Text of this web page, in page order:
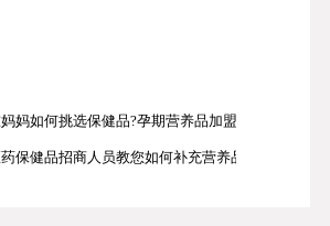
妈如何挑选保健品?孕期营养品加盟商告
保健品招商人员教您如何补充营养品